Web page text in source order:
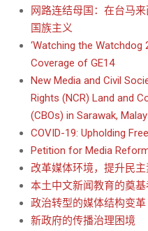
网路连结母国：在台马
国族主义
‘Watching the Watchdog
Coverage of GE14
New Media and Civil
Rights (NCR) Land and
(CBOs) in Sarawak,
COVID-19: Upholding
Petition for Media
改革媒体环境，提升民
本土中文新闻教育的奠
政治转型的媒体结构变革
新政府的传播治理困境